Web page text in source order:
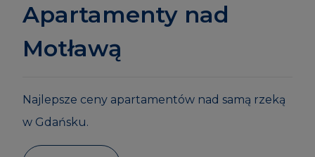
Nowe osiedle na
Zaspie!
Wybierz swoje mieszkanie w topowej lokalizacji
Gdańska, zanim zrobią to inni.
Ceny mówią same za siebie.
Apartamenty nad
Motławą
Najlepsze ceny apartamentów nad samą rzeką
w Gdańsku.